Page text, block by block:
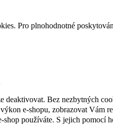
Pro plnohodnotné
deaktivovat. Bez nezbytných
e-shopu, zobrazovat Vám
používáte. S jejich pomocí